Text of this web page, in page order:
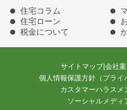
住宅コラム
住宅ローン
税金について
サイトマップ|会社
個人情報保護方針（プライ
カスタマーハラスメ
ソーシャルメディ